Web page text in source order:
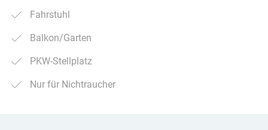
Fahrstuhl
Balkon/Garten
PKW-Stellplatz
Nur für Nichtraucher